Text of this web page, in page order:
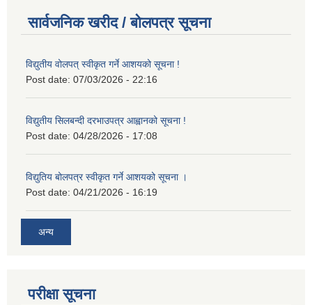
सार्वजनिक खरीद / बोलपत्र सूचना
विद्युतीय वोलपत् स्वीकृत गर्ने आशयको सूचना !
Post date: 07/03/2026 - 22:16
विद्युतीय सिलबन्दी दरभाउपत्र आह्वानको सूचना !
Post date: 04/28/2026 - 17:08
विद्युतिय बोलपत्र स्वीकृत गर्ने आशयको सूचना ।
Post date: 04/21/2026 - 16:19
अन्य
परीक्षा सूचना